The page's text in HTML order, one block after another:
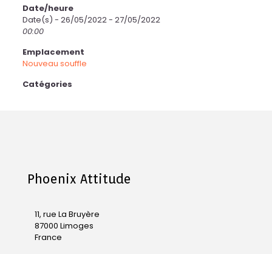
Date/heure
Date(s) - 26/05/2022 - 27/05/2022
00:00
Emplacement
Nouveau souffle
Catégories
Phoenix Attitude
11, rue La Bruyère
87000 Limoges
France